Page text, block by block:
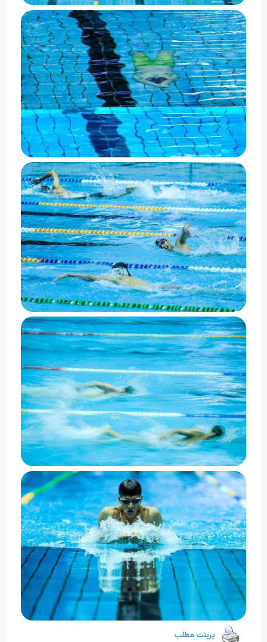
پرینت مطلب